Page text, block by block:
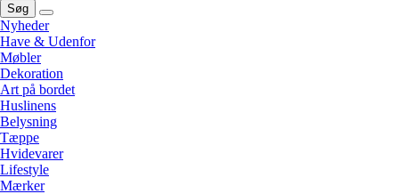
Søg
Nyheder
Have & Udenfor
Møbler
Dekoration
Art på bordet
Huslinens
Belysning
Tæppe
Hvidevarer
Lifestyle
Mærker